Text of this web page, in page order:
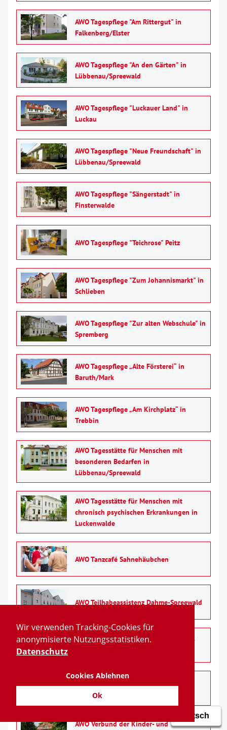
Wir verwenden Tracking-Cookies für
anonymisierte Nutzungsstatistiken.
Datenschutz
Cookies Ablehnen
Ok
AWO Tagespflege "Am Rittergut" in
Falkenberg/Elster
AWO Tagespflege "An den Gärten" in
Lübbenau/Spreewald
AWO Tagespflege "Luckauer Land" in
Luckau
AWO Tagespflege "Neue Freundschaft" in
Lübbenau/Spreewald
AWO Tagespflege "Sängerstadt" in
Finsterwalde
AWO Tagespflege "Teichrose" Peitz
AWO Tagespflege "Zum Johannismarkt" in
Schlieben
AWO Tagespflege "Zur alten Webschule" in
Spremberg
AWO Tagespflege „Alte Försterei“ in
Baruth/Mark
AWO Tagespflege „Am Kirchplatz“ in
Trebbin
AWO Tagesstätte für Menschen mit
besonderen Bedarfen in
Lübbenau/Spreewald
AWO Tagesstätte für Menschen mit
chronisch psychischen Erkrankungen in
Luckenwalde
AWO Tanzcafé Sahnehäubchen
AWO Teilhabeassistenz Dahme-Spreewald
AWO Teilhabeassistenz Oberspreewald-
AWO Teilhabeassistenz Teltow-Fläming
AWO Verbund der Kinder- und